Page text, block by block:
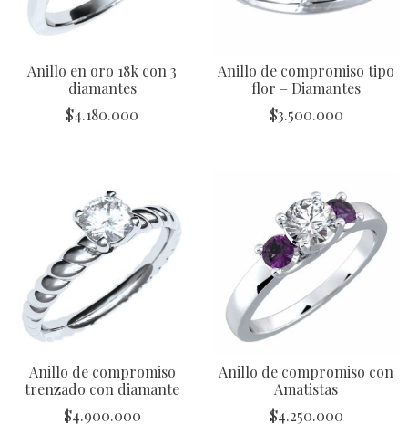
Anillo en oro 18k con 3
diamantes
$4.180.000
Anillo de compromiso tipo
flor – Diamantes
$3.500.000
Anillo de compromiso
trenzado con diamante
$4.900.000
Anillo de compromiso con
Amatistas
$4.250.000